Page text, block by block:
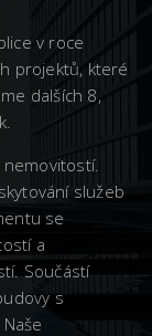
v roce
projektů, které
dalších 8,
nemovitostí.
služeb
se
a
Součástí
s